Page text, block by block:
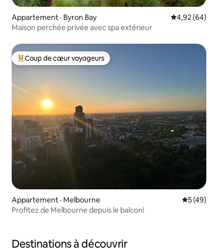
Appartement · Byron Bay Note
4,92 (64)
Maison perchée privée avec spa extérieur
Coup de cœur voyageurs parmi les plus aimés
Coup de cœur voyageurs
Appartement · Melbourne Note
5 (49)
Profitez de Melbourne depuis le balcon!
Destinations à découvrir